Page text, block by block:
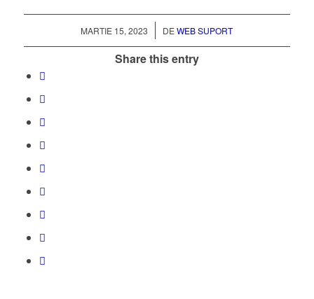
MARTIE 15, 2023
/ DEWEB SUPORT
Share this entry